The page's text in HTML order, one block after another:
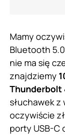
Mamy
Bluetooth
nie ma się
znajdziemy
Thunderbolt
słuchawek z
oczywiście
porty USB-C